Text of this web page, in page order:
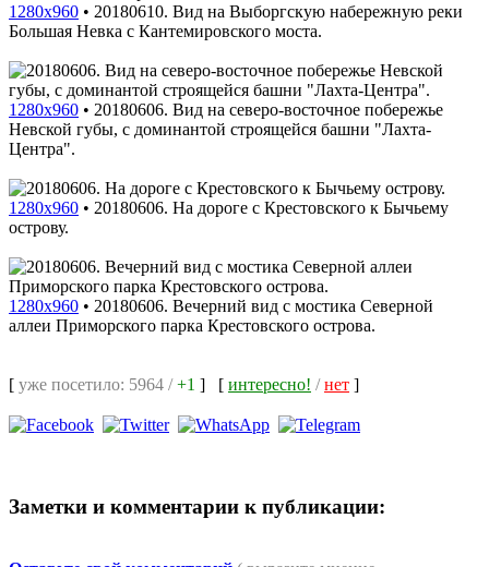
1280x960 • 20180610. Вид на Выборгскую набережную реки
Большая Невка с Кантемировского моста.
1280x960 • 20180606. Вид на северо-восточное побережье
Невской губы, с доминантой строящейся башни "Лахта-
Центра".
1280x960 • 20180606. На дороге с Крестовского к Бычьему
острову.
1280x960 • 20180606. Вечерний вид с мостика Северной
аллеи Приморского парка Крестовского острова.
[ уже посетило: 5964 /+1 ] [ интересно! /нет ]
Заметки и комментарии к публикации: